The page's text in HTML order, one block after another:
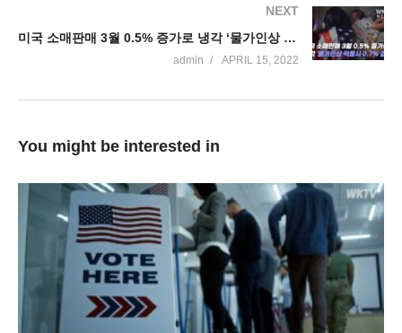
NEXT
미국 소매판매 3월 0.5% 증가로 냉각 ‘물가인상 적용시 0.7% 감소’
admin APRIL 15, 2022
You might be interested in